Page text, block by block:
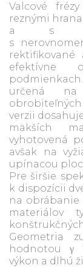
Valcové
reznými
a s
s
rektifikované
efektívne
určená na
verzii
mäkších
vyhotovená
avšak na
upínacou
Pre širšie
k dispozícii
na obrábanie
materiálov
Geometria
hodnotou γ
výkon a dlhú